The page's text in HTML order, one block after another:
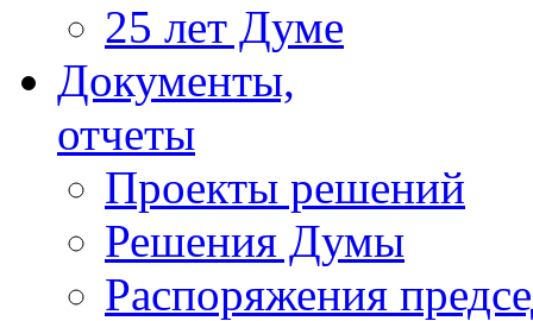
25 лет Думе
Документы,
отчеты
Проекты решений
Решения Думы
Распоряжения